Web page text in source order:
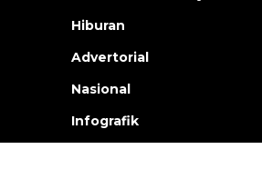
Hiburan
Advertorial
Nasional
Infografik